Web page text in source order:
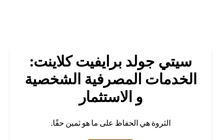
سيتي جولد برايفيت كلاينت:
الخدمات المصرفية الشخصية
و الاستثمار
الثروة هي الحفاظ على ما هو ثمين حقًا.